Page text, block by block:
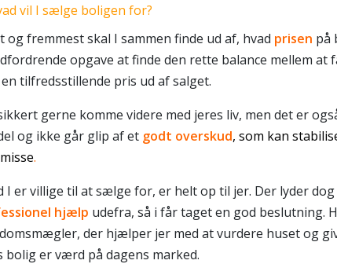
vil I sælge boligen for?
og fremmest skal I sammen finde ud af, hvad prisen på
opgave at finde den rette balance mellem
tilfredsstillende pris ud af salget.
gerne komme videre med jeres liv, men det er
og ikke går glip af etgodt overskud, som kan
.
I er villige til at sælge for, er helt op til jer. Der lyder
hjælp udefra, så i får taget en god beslutning.
der hjælper jer med at vurdere huset og
bolig er værd på dagens marked.